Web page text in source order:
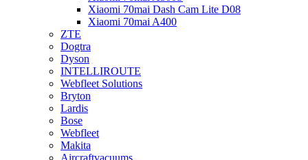
Xiaomi 70mai Dash Cam Lite D08
Xiaomi 70mai A400
ZTE
Dogtra
Dyson
INTELLIROUTE
Webfleet Solutions
Bryton
Lardis
Bose
Webfleet
Makita
Aircraftvacuums